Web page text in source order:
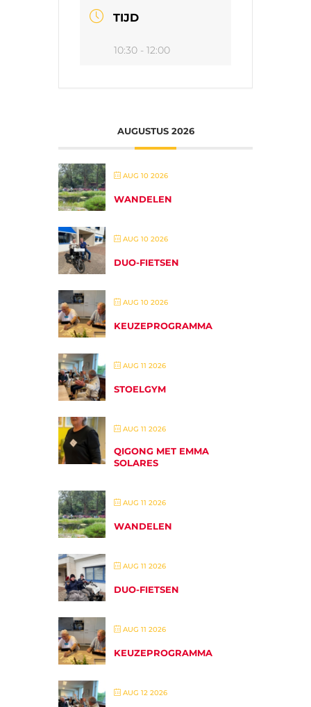
TIJD
10:30 - 12:00
AUGUSTUS 2026
AUG 10 2026
WANDELEN
AUG 10 2026
DUO-FIETSEN
AUG 10 2026
KEUZEPROGRAMMA
AUG 11 2026
STOELGYM
AUG 11 2026
QIGONG MET EMMA
SOLARES
AUG 11 2026
WANDELEN
AUG 11 2026
DUO-FIETSEN
AUG 11 2026
KEUZEPROGRAMMA
AUG 12 2026